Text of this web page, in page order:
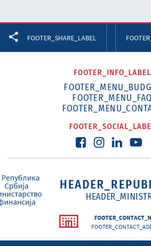
FOOTER_SHARE_LABEL
FOOTER_INFO_LABEL
FOOTER_MENU_FAQ